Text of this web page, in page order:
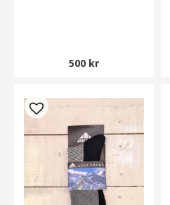
500 kr